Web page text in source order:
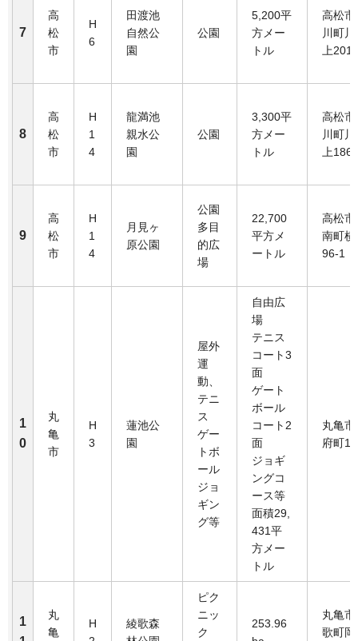
7
高
松
市
H
6
田渡池
自然公
園
公園
5,200平
方メー
トル
高松市
川町
上201
8
高
松
市
H
1
4
龍満池
親水公
園
公園
3,300平
方メー
トル
高松市
川町
上
9
高
松
市
H
1
4
月見ヶ
原公園
公園
多目
的広
場
22,700
平方メ
ートル
高松市
南町横
96-1
1
0
丸
亀
市
H
3
蓮池公
園
屋外
運
動、
テニ
ス
ゲー
トボ
ール
ジョ
ギン
グ等
自由広
場
テニス
コート3
面
ゲート
ボール
コート2
面
ジョギ
ングコ
ース等
面積29,
431平
方メー
トル
丸亀市
府町1-
1
丸
亀
H
綾歌森
ピク
ニッ
ク
253.96
丸亀市
歌町岡